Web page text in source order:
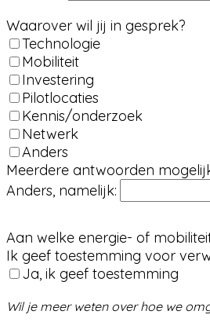
Waarover wil jij in gesprek?
Technologie
Mobiliteit
Investering
Pilotlocaties
Kennis/onderzoek
Netwerk
Anders
Meerdere antwoorden
Anders, namelijk:
Aan welke energie- of
Ik geef toestemming voor
Ja, ik geef toestemming
Wil je meer weten over hoe we